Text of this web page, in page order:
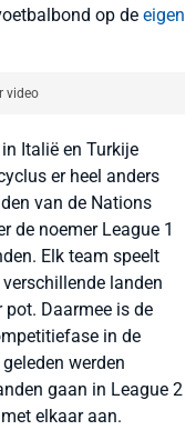
op de eigen
video
Italië en Turkije
er heel anders
van de Nations
de noemer League 1
Elk team speelt
landen
pot. Daarmee is de
in de
werden
gaan in League 2
elkaar aan.